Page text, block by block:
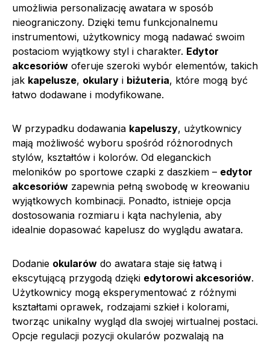
umożliwia personalizację awatara w sposób
nieograniczony. Dzięki temu funkcjonalnemu
instrumentowi, użytkownicy mogą nadawać swoim
postaciom wyjątkowy styl i charakter. Edytor
akcesoriów oferuje szeroki wybór elementów, takich
jak kapelusze, okulary i biżuteria, które mogą być
łatwo dodawane i modyfikowane.
W przypadku dodawania kapeluszy, użytkownicy
mają możliwość wyboru spośród różnorodnych
stylów, kształtów i kolorów. Od eleganckich
meloników po sportowe czapki z daszkiem – edytor
akcesoriów zapewnia pełną swobodę w kreowaniu
wyjątkowych kombinacji. Ponadto, istnieje opcja
dostosowania rozmiaru i kąta nachylenia, aby
idealnie dopasować kapelusz do wyglądu awatara.
Dodanie okularów do awatara staje się łatwą i
ekscytującą przygodą dzięki edytorowi akcesoriów.
Użytkownicy mogą eksperymentować z różnymi
kształtami oprawek, rodzajami szkieł i kolorami,
tworząc unikalny wygląd dla swojej wirtualnej postaci.
Opcje regulacji pozycji okularów pozwalają na